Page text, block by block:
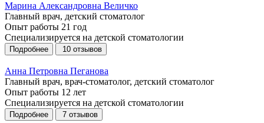
Марина Александровна Величко
Главный врач, детский стоматолог
Опыт работы 21 год
Специализируется на детской стоматологии
Подробнее 10 отзывов
Анна Петровна Пеганова
Главный врач, врач-стоматолог, детский стоматолог
Опыт работы 12 лет
Специализируется на детской стоматологии
Подробнее 7 отзывов